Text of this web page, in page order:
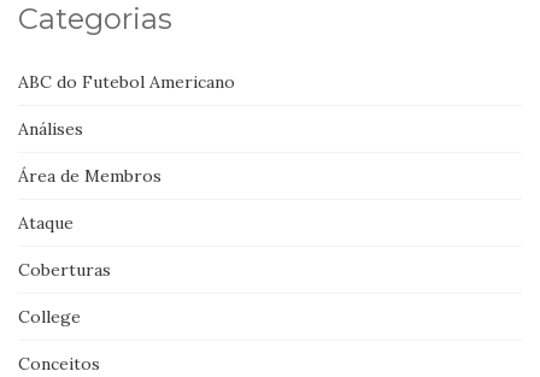
Categorias
ABC do Futebol Americano
Análises
Área de Membros
Ataque
Coberturas
College
Conceitos